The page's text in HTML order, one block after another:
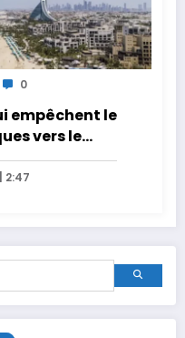
0
empêchent le
vers le
2:47